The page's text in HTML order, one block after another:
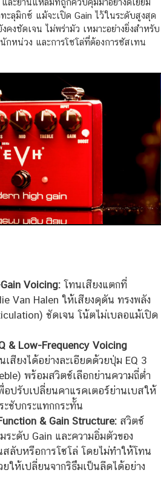
ละย่านแหลมที่ถูกควบคุมมาอย่างดีเยี่ยม
ะลุมิกซ์ แม้จะเปิด Gain ไว้ในระดับสูงสุด
คงชัดเจน ไม่พร่ามัว เหมาะอย่างยิ่งสำหรับ
กหน่วง และการโซโล่ที่ต้องการซัสเทน
Voicing:โทนเสียงแตกที่
Van Halen ให้เสียงดุดัน ทรงพลัง
ชัดเจน โน้ตไม่เบลอแม้เปิด
& Low-Frequency Voicing
สียงได้อย่างละเอียดด้วยปุ่ม EQ 3
พร้อมสวิตช์เลือกย่านความถี่ต่ำ
อปรับเปลี่ยนคาแรคเตอร์ย่านเบสให้
ชับกระแทกกระทั้น
& Gain Structure:สวิตช์
ระดับ Gain และความอิ่มตัวของ
บหรือการโซโล่ โดยไม่ทำให้โทน
ให้เปลี่ยนจากริธึมเป็นลีดได้อย่าง